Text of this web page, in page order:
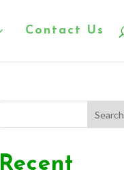
Contact Us
Search
Recent